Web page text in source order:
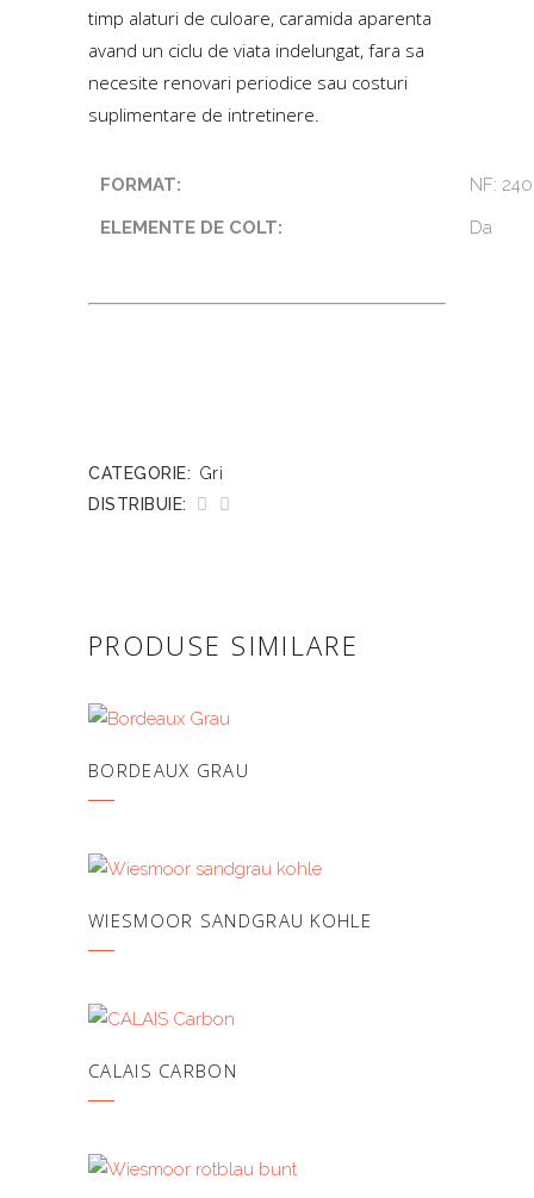
timp alaturi de culoare, caramida aparenta
avand un ciclu de viata indelungat, fara sa
necesite renovari periodice sau costuri
suplimentare de intretinere.
FORMAT:
NF:
ELEMENTE DE COLT:
Da
CATEGORIE: Gri
DISTRIBUIE:
PRODUSE SIMILARE
BORDEAUX GRAU
WIESMOOR SANDGRAU KOHLE
CALAIS CARBON